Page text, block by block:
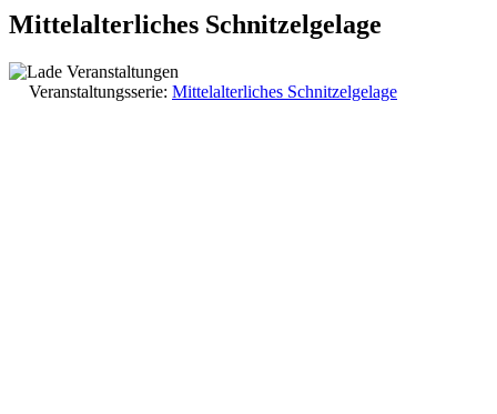
Mittelalterliches Schnitzelgelage
Veranstaltungsserie: Mittelalterliches Schnitzelgelage